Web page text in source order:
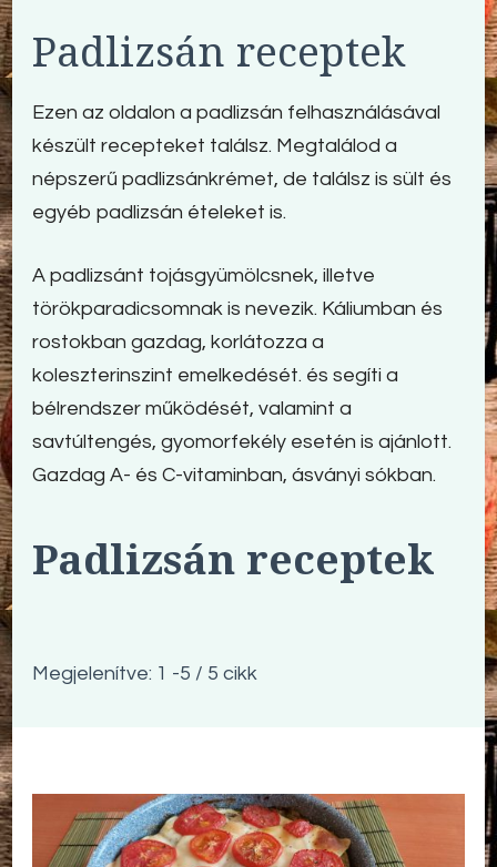
Padlizsán receptek
Ezen az oldalon a padlizsán felhasználásával
készült recepteket találsz. Megtalálod a
népszerű padlizsánkrémet, de találsz is sült és
egyéb padlizsán ételeket is.
A padlizsánt tojásgyümölcsnek, illetve
törökparadicsomnak is nevezik. Káliumban és
rostokban gazdag, korlátozza a
koleszterinszint emelkedését. és segíti a
bélrendszer működését, valamint a
savtúltengés, gyomorfekély esetén is ajánlott.
Gazdag A- és C-vitaminban, ásványi sókban.
Padlizsán receptek
Megjelenítve: 1 -5 / 5 cikk